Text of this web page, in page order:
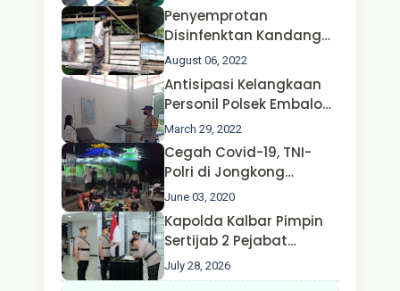
Penyemprotan
Disinfenktan Kandang
Ternak Kambing warga
Oleh Satgas Ops Aman
Nusa II Polda Kalbar*
August 06, 2022
Antisipasi Kelangkaan
Personil Polsek Embaloh
Hulu Gencar Lakukan
Pengecekan Oksigen
March 29, 2022
Cegah Covid-19, TNI-
Polri di Jongkong
Himbau Masyarakat
Jangan Kumpul Hinga
Larut Malam.
June 03, 2020
Kapolda Kalbar Pimpin
Sertijab 2 Pejabat
Utama dan 7 Kapolres,
AKBP Wisnu Perdana
July 28, 2026